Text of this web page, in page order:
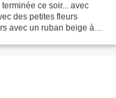
ce soir... avec
des petites fleurs
avec un ruban beige à